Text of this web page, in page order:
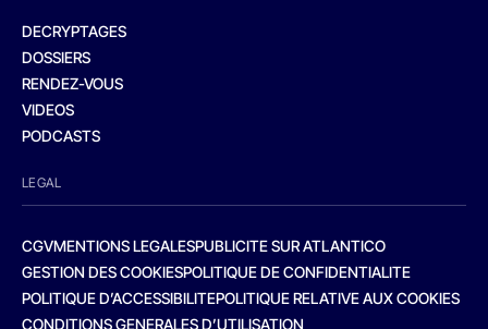
DECRYPTAGES
DOSSIERS
RENDEZ-VOUS
VIDEOS
PODCASTS
LEGAL
CGVMENTIONS LEGALESPUBLICITE SUR ATLANTICO
GESTION DES COOKIESPOLITIQUE DE CONFIDENTIALITE
POLITIQUE D’ACCESSIBILITEPOLITIQUE RELATIVE AUX COOKIES
CONDITIONS GENERALES D’UTILISATION